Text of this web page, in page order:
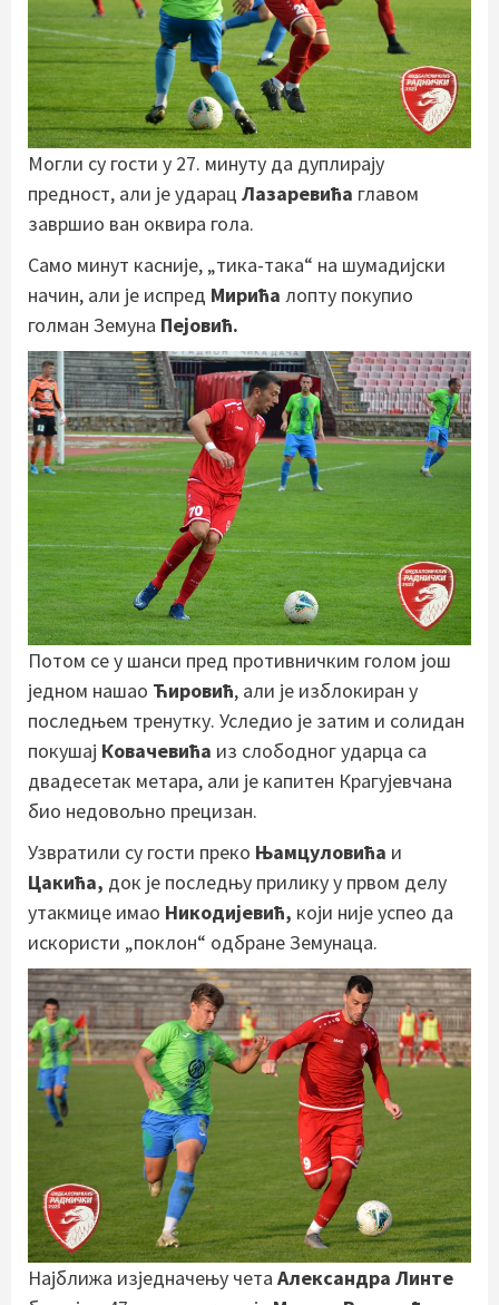
Могли су гости у 27. минуту да дуплирају
предност, али је ударац Лазаревића главом
завршио ван оквира гола.
Само минут касније, „тика-така“ на шумадијски
начин, али је испред Мирића лопту покупио
голман Земуна Пејовић.
Потом се у шанси пред противничким голом још
једном нашао Ћировић, али је изблокиран у
последњем тренутку. Уследио је затим и солидан
покушај Ковачевића из слободног ударца са
двадесетак метара, али је капитен Крагујевчана
био недовољно прецизан.
Узвратили су гости преко Њамцуловића и
Цакића, док је последњу прилику у првом делу
утакмице имао Никодијевић, који није успео да
искористи „поклон“ одбране Земунаца.
Најближа изједначењу чета Александра Линте